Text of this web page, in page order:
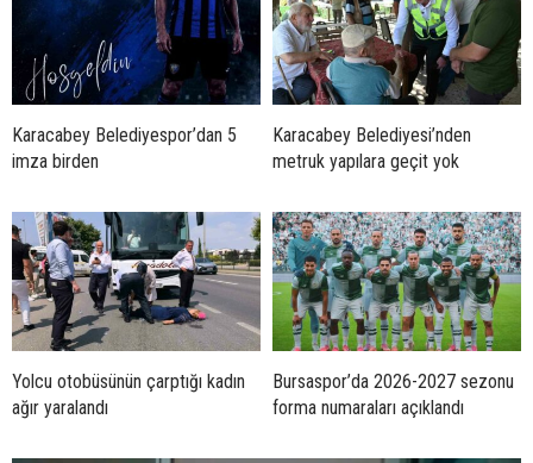
Karacabey Belediyespor’dan 5
imza birden
Karacabey Belediyesi’nden
metruk yapılara geçit yok
Yolcu otobüsünün çarptığı kadın
ağır yaralandı
Bursaspor’da 2026-2027 sezonu
forma numaraları açıklandı